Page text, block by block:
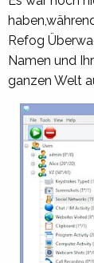
Refog
Namen und
ganzen Welt